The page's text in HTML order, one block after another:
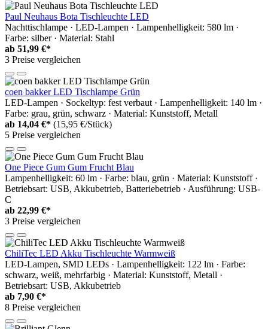
Paul Neuhaus Bota Tischleuchte LED
Nachttischlampe · LED-Lampen · Lampenhelligkeit: 580 lm ·
Farbe: silber · Material: Stahl
ab 51,99 €*
3 Preise vergleichen
coen bakker LED Tischlampe Grün
LED-Lampen · Sockeltyp: fest verbaut · Lampenhelligkeit: 140 lm ·
Farbe: grau, grün, schwarz · Material: Kunststoff, Metall
ab 14,04 €* (15,95 €/Stück)
5 Preise vergleichen
One Piece Gum Gum Frucht Blau
Lampenhelligkeit: 60 lm · Farbe: blau, grün · Material: Kunststoff ·
Betriebsart: USB, Akkubetrieb, Batteriebetrieb · Ausführung: USB-
C
ab 22,99 €*
3 Preise vergleichen
ChiliTec LED Akku Tischleuchte Warmweiß
LED-Lampen, SMD LEDs · Lampenhelligkeit: 122 lm · Farbe:
schwarz, weiß, mehrfarbig · Material: Kunststoff, Metall ·
Betriebsart: USB, Akkubetrieb
ab 7,90 €*
8 Preise vergleichen